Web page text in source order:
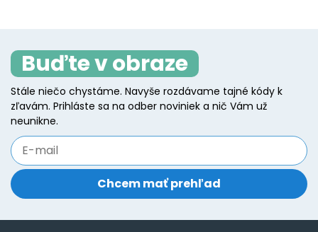
Buďte v obraze
Stále niečo chystáme. Navyše rozdávame tajné kódy k
zľavám. Prihláste sa na odber noviniek a nič Vám už
neunikne.